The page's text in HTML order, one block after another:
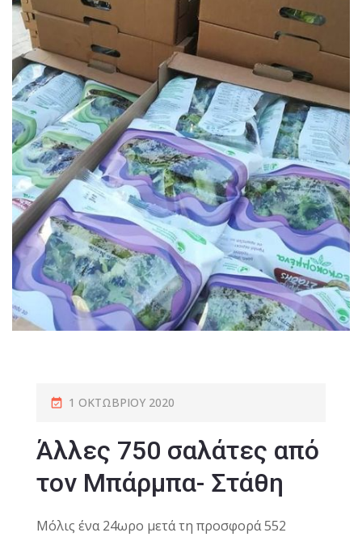
1 ΟΚΤΩΒΡΊΟΥ 2020
Άλλες 750 σαλάτες από
τον Μπάρμπα- Στάθη
Μόλις ένα 24ωρο μετά τη προσφορά 552